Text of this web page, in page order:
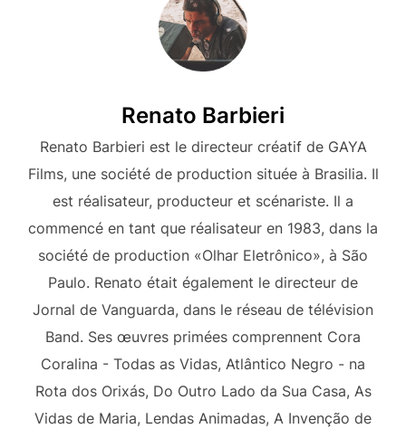
Renato Barbieri
Renato Barbieri est le directeur créatif de GAYA
Films, une société de production située à Brasilia. Il
est réalisateur, producteur et scénariste. Il a
commencé en tant que réalisateur en 1983, dans la
société de production «Olhar Eletrônico», à São
Paulo. Renato était également le directeur de
Jornal de Vanguarda, dans le réseau de télévision
Band. Ses œuvres primées comprennent Cora
Coralina - Todas as Vidas, Atlântico Negro - na
Rota dos Orixás, Do Outro Lado da Sua Casa, As
Vidas de Maria, Lendas Animadas, A Invenção de